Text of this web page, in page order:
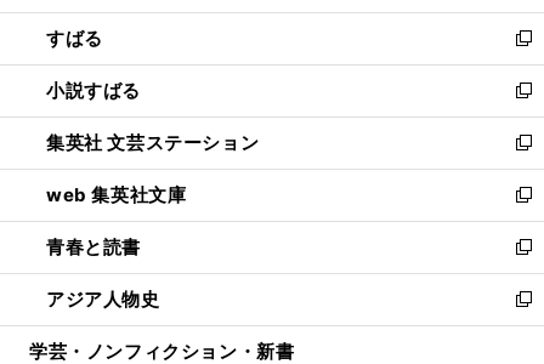
開
く
ウ
で
開
く
ン
ド
ウ
で
開
く
すばる
新
し
い
ウ
ィ
ン
ド
ウ
で
開
く
小説すばる
新
し
い
ウ
ィ
ン
ド
ウ
で
開
集英社 文芸ステーション
新
し
い
ウ
ィ
ン
ド
ウ
web 集英社文庫
新
し
い
ウ
ィ
ン
青春と読書
新
し
い
ウ
アジア人物史
新
し
学芸・ノンフィクション・新書